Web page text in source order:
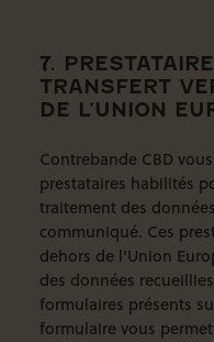
7.
TRANSFERT
DE L’UNION
Contrebande CBD
prestataires habilités
traitement des
communiqué. Ces
dehors de l’Union
des données
formulaires présents
formulaire vous